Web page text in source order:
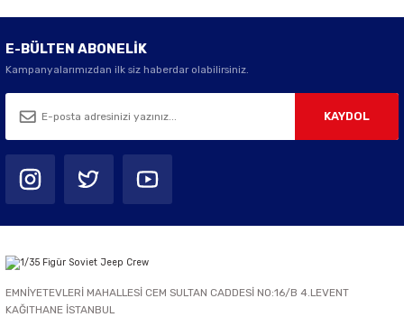
E-BÜLTEN ABONELİK
Kampanyalarımızdan ilk siz haberdar olabilirsiniz.
KAYDOL
EMNİYETEVLERİ MAHALLESİ CEM SULTAN CADDESİ NO:16/B 4.LEVENT
KAĞITHANE İSTANBUL